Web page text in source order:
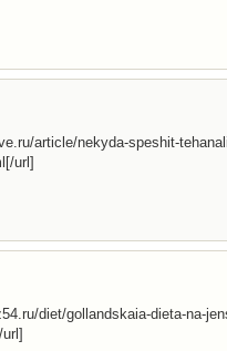
nekyda-speshit-
url]
dieta-na-